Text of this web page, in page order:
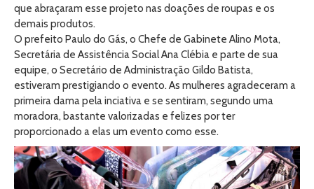
que abraçaram esse projeto nas doações de roupas e os
demais produtos.
O prefeito Paulo do Gás, o Chefe de Gabinete Alino Mota,
Secretária de Assistência Social Ana Clébia e parte de sua
equipe, o Secretário de Administração Gildo Batista,
estiveram prestigiando o evento. As mulheres agradeceram a
primeira dama pela inciativa e se sentiram, segundo uma
moradora, bastante valorizadas e felizes por ter
proporcionado a elas um evento como esse.